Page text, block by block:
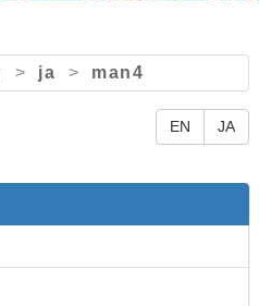
> ja > man4
EN JA